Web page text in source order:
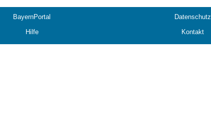
BayernPortal Datenschutz
Hilfe Kontakt